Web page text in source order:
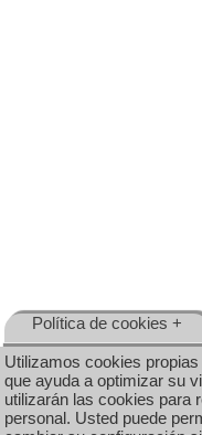
Utilizamos cookies
que ayuda a optimizar su
utilizarán las cookies para
personal. Usted puede
Política de cookies +